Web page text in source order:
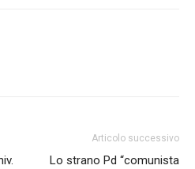
Articolo successivo
Lo strano Pd “comunista